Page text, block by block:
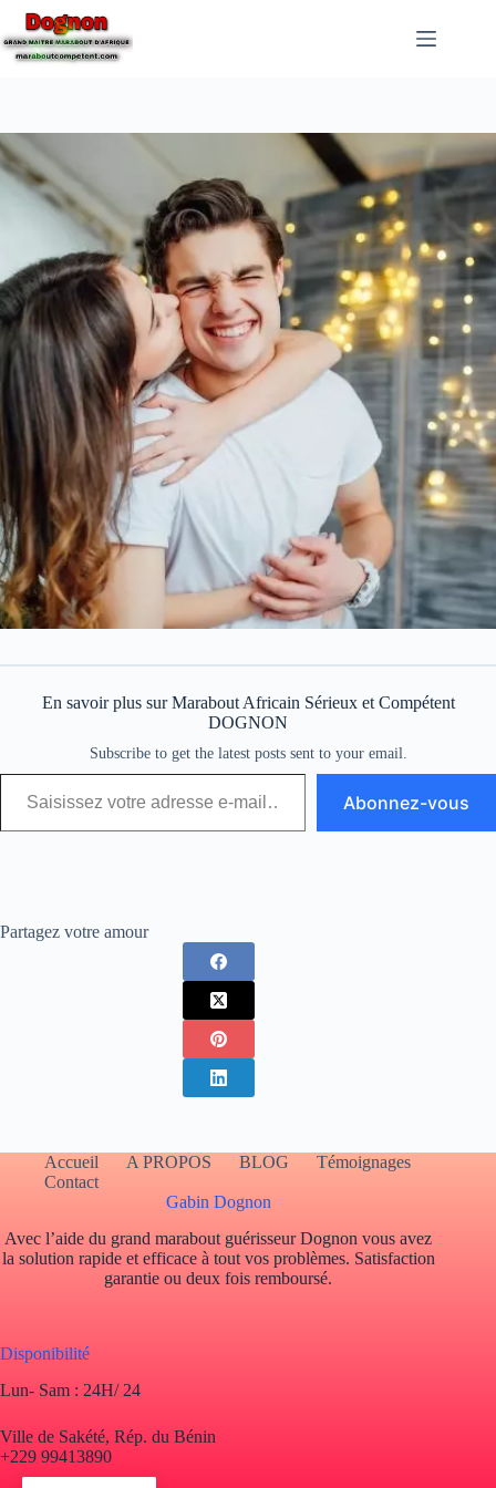
En savoir plus sur Marabout Africain Sérieux et Compétent
DOGNON
Subscribe to get the latest posts sent to your email.
Abonnez-vous
Partagez votre amour
Accueil A PROPOS BLOG
Témoignages
Contact
Gabin Dognon
Avec l’aide du grand marabout guérisseur Dognon vous avez
la solution rapide et efficace à tout vos problèmes. Satisfaction
garantie ou deux fois remboursé.
Disponibilité
Lun- Sam : 24H/ 24
Ville de Sakété, Rép. du Bénin
+229 99413890